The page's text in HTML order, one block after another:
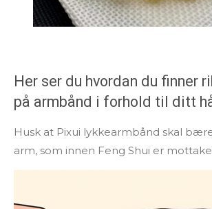
Her ser du hvordan du finner
på armbånd i forhold til ditt
Husk at Pixui lykkearmbånd skal
arm, som innen Feng Shui er